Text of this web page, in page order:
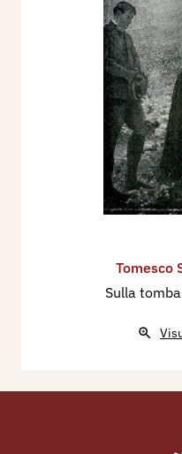
Tomesco
Sulla